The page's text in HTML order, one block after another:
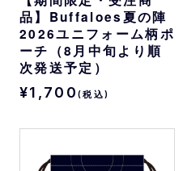
品】Buffaloes夏の陣
2026ユニフォーム柄ポ
ーチ（8月中旬より順
次発送予定）
¥1,700 (税込)